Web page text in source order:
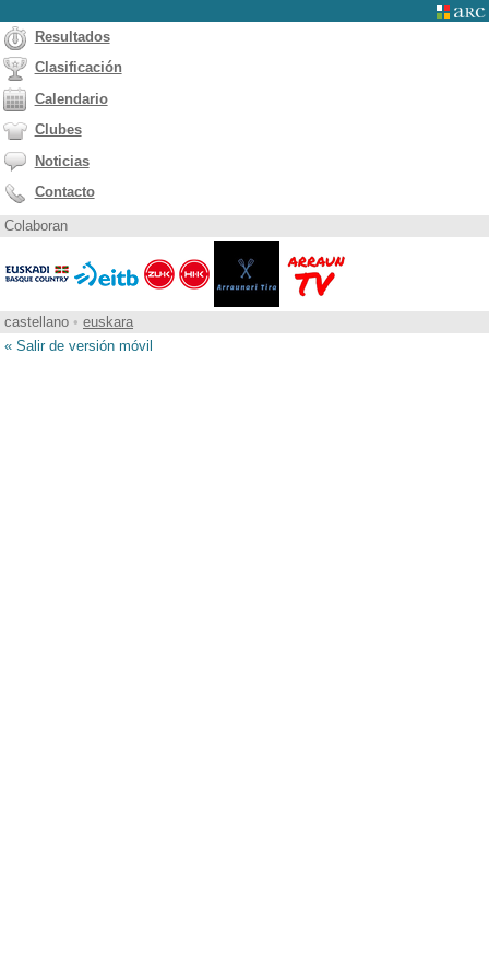
Resultados
Clasificación
Calendario
Clubes
Noticias
Contacto
Colaboran
castellano • euskara
« Salir de versión móvil